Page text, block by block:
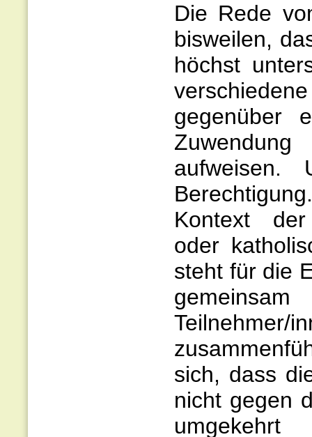
Die Rede
bisweilen,
höchst
gegenüber
Kontext der
oder
steht für die
Teilnehmer/
sich, dass
nicht gegen